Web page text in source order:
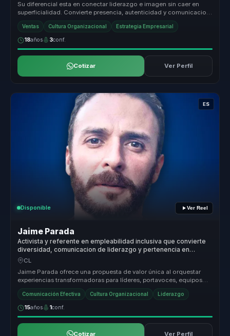
Su diferencial esta en conectar liderazgo e imagen sin caer en
superficialidad. Convierte presencia, autenticidad y comunicacion
no verba...
Ventas Cultura Organizacional Estrategia Empresarial
18años 3conf.
Cotizar Ver Perfil
ES
Disponible Ver Reel
Jaime Parada
Activista y referente en empleabilidad inclusiva que convierte
diversidad, comunicacion de liderazgo y pertenencia en
productividad para equipos.
CL
Jaime Parada ofrece una propuesta de valor única al orquestar
experiencias transformadoras para líderes, portavoces, equipos
comerciales ...
Comunicación Efectiva Cultura Organizacional Liderazgo
15años 1conf.
Cotizar Ver Perfil